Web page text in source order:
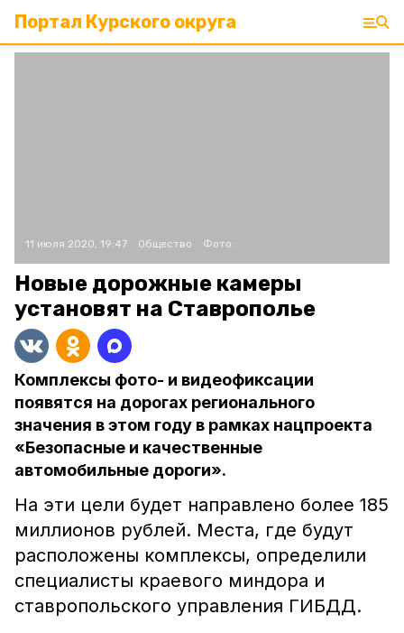
Портал Курского округа
11 июля 2020, 19:47 Общество Фото:
Новые дорожные камеры
установят на Ставрополье
Комплексы фото- и видеофиксации
появятся на дорогах регионального
значения в этом году в рамках нацпроекта
«Безопасные и качественные
автомобильные дороги».
На эти цели будет направлено более 185
миллионов рублей. Места, где будут
расположены комплексы, определили
специалисты краевого миндора и
ставропольского управления ГИБДД.